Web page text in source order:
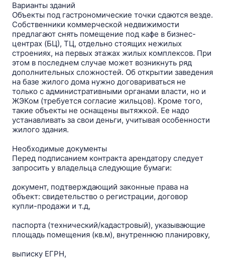
Варианты зданий
Объекты под гастрономические точки сдаются везде.
Собственники коммерческой недвижимости
предлагают снять помещение под кафе в бизнес-
центрах (БЦ), ТЦ, отдельно стоящих нежилых
строениях, на первых этажах жилых комплексов. При
этом в последнем случае может возникнуть ряд
дополнительных сложностей. Об открытии заведения
на базе жилого дома нужно договариваться не
только с административными органами власти, но и
ЖЭКом (требуется согласие жильцов). Кроме того,
такие объекты не оснащены вытяжкой. Ее надо
устанавливать за свои деньги, учитывая особенности
жилого здания.
Необходимые документы
Перед подписанием контракта арендатору следует
запросить у владельца следующие бумаги:
документ, подтверждающий законные права на
объект: свидетельство о регистрации, договор
купли-продажи и т.д,
паспорта (технический/кадастровый), указывающие
площадь помещения (кв.м), внутреннюю планировку,
выписку ЕГРН,